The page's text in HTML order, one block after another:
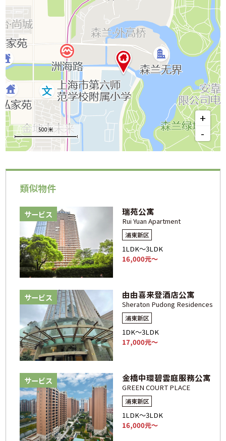
500 米
+
-
類似物件
サービス 瑞苑公寓
Rui Yuan Apartment
浦東新区
1LDK～3LDK
16,000元～
サービス 由由喜来登酒店公寓
Sheraton Pudong Residences
浦東新区
1DK～3LDK
17,000元～
サービス 金橋中環碧雲庭服務公寓
GREEN COURT PLACE
浦東新区
1LDK～3LDK
16,000元～